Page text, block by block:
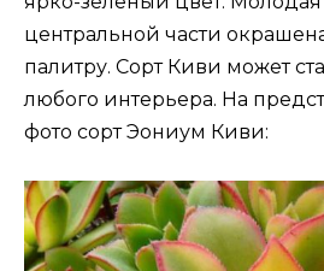
центральной части
палитру. Сорт Киви может
любого интерьера. На
фото сорт Эониум Киви: